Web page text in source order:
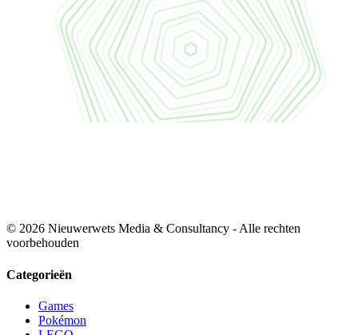
© 2026 Nieuwerwets Media & Consultancy - Alle rechten
voorbehouden
Categorieën
Games
Pokémon